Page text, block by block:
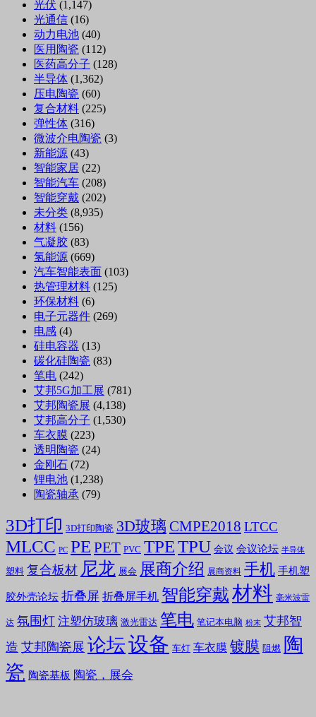
光伏 (1,147)
光通信 (16)
动力电池 (40)
医用陶瓷 (112)
医药高分子 (128)
半导体 (1,362)
压电陶瓷 (60)
复合材料 (225)
弹性体 (316)
微波介电陶瓷 (3)
新能源 (43)
智能家居 (22)
智能汽车 (208)
智能穿戴 (202)
未分类 (8,935)
材料 (156)
气凝胶 (83)
氢能源 (669)
汽车智能表面 (103)
热管理材料 (125)
环保材料 (6)
电子元器件 (269)
电感 (4)
硅电容器 (13)
碳化硅陶瓷 (83)
笔电 (242)
艾邦5G加工展 (781)
艾邦陶瓷展 (4,138)
艾邦高分子 (1,530)
车衣膜 (223)
透明陶瓷 (24)
金刚石 (72)
锂电池 (1,238)
陶瓷轴承 (79)
3D打印 3D打印陶瓷 3D玻璃 CMPE2018 LTCC
MLCC PC PE PET PVC TPETPU 会议 会议论坛 半导体
塑料 复合板材 尼龙 展会 展商介绍 展商资料 手机 手机塑
胶外壳论坛 折叠屏 折叠屏手机 智能穿戴材料 毫米波雷
达 氛围灯 注塑仿玻璃 激光雷达 笔电 笔记本电脑 粉末 艾邦智
造 艾邦陶瓷展 论坛设备 车灯 车衣膜 镀膜 阻燃 陶
瓷 陶瓷基板 陶瓷，展会